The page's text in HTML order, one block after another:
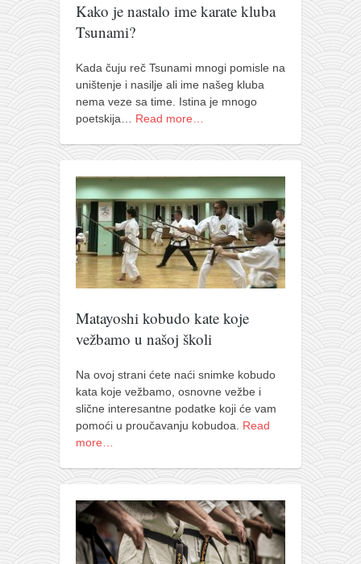
Kako je nastalo ime karate kluba
Tsunami?
Kada čuju reč Tsunami mnogi pomisle na
uništenje i nasilje ali ime našeg kluba
nema veze sa time. Istina je mnogo
poetskija… Read more…
Matayoshi kobudo kate koje
vežbamo u našoj školi
Na ovoj strani ćete naći snimke kobudo
kata koje vežbamo, osnovne vežbe i
slične interesantne podatke koji će vam
pomoći u proučavanju kobudoa. Read
more…